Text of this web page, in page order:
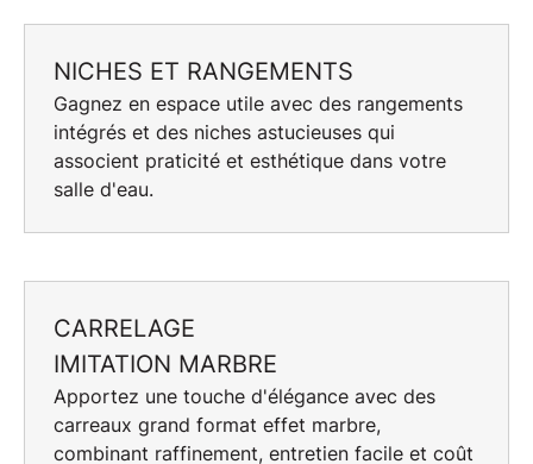
NICHES ET RANGEMENTS
Gagnez en espace utile avec des rangements
intégrés et des niches astucieuses qui
associent praticité et esthétique dans votre
salle d'eau.
CARRELAGE
IMITATION MARBRE
Apportez une touche d'élégance avec des
carreaux grand format effet marbre,
combinant raffinement, entretien facile et coût